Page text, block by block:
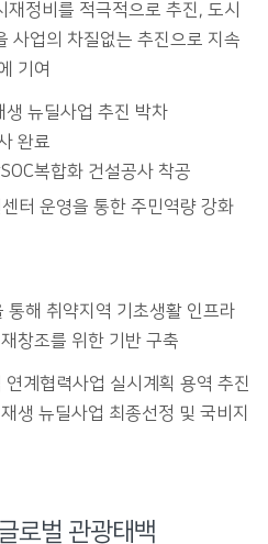
정비를 적극적으로 추진, 도시
사업의 차질없는 추진으로 지속
기여
뉴딜사업 추진 박차
완료
복합화 건설공사 착공
터 운영을 통한 주민역량 강화
통해 취약지역 기초생활 인프라
창조를 위한 기반 구축
계협력사업 실시계획 용역 추진
생 뉴딜사업 최종선정 및 국비지
로벌 관광태백